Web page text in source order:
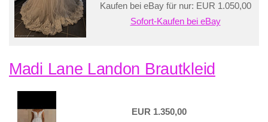
Kaufen bei eBay für nur: EUR 1.050,00
Sofort-Kaufen bei eBay
Madi Lane Landon Brautkleid
EUR 1.350,00